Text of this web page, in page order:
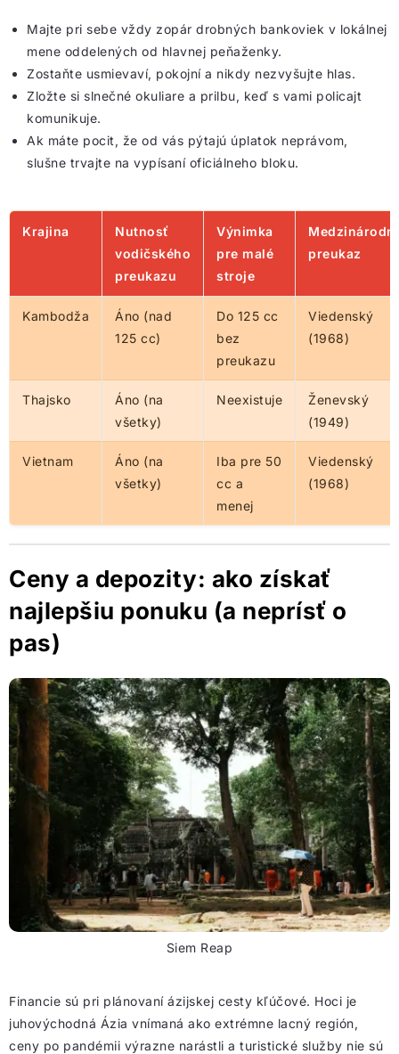
Majte pri sebe vždy zopár drobných bankoviek v lokálnej
mene oddelených od hlavnej peňaženky.
Zostaňte usmievaví, pokojní a nikdy nezvyšujte hlas.
Zložte si slnečné okuliare a prilbu, keď s vami policajt
komunikuje.
Ak máte pocit, že od vás pýtajú úplatok neprávom,
slušne trvajte na vypísaní oficiálneho bloku.
Krajina
Nutnosť
vodičského
preukazu
Výnimka
pre malé
stroje
preukaz
Kambodža
Áno (nad
125 cc)
Do 125 cc
bez
preukazu
Viedenský
(1968)
Thajsko
Áno (na
všetky)
Neexistuje
Ženevský
(1949)
Vietnam
Áno (na
všetky)
Iba pre 50
cc a
menej
Viedenský
(1968)
Ceny a depozity: ako získať
najlepšiu ponuku (a neprísť o
pas)
Siem Reap
Financie sú pri plánovaní ázijskej cesty kľúčové. Hoci je
juhovýchodná Ázia vnímaná ako extrémne lacný región,
ceny po pandémii výrazne narástli a turistické služby nie sú